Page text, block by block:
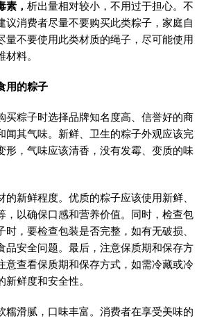
素， 析出量相对较小，不用过于担心。不
议消费者尽量不要购买此类粽子，家庭自
量不要使用此类材质的绳子，尽可能使用
料。
用的粽子
买粽子时选择品牌知名度高、信誉好的商
闻其气味。新鲜、卫生的粽子外观应该完
形，气味应该清香，没有发霉、变质的味
的新鲜程度。优质的粽子应该使用新鲜、
，以确保口感和营养价值。同时，检查包
，要检查包装是否完整，如有无破损、
品安全问题。最后，注意保质期和保存方
意查看保质期和保存方式，如需冷藏或冷
鲜度和安全性。
糯滑腻，口味丰富。消费者在享受美味的